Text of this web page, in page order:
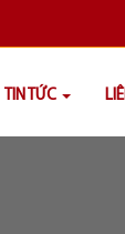
TIN TỨC